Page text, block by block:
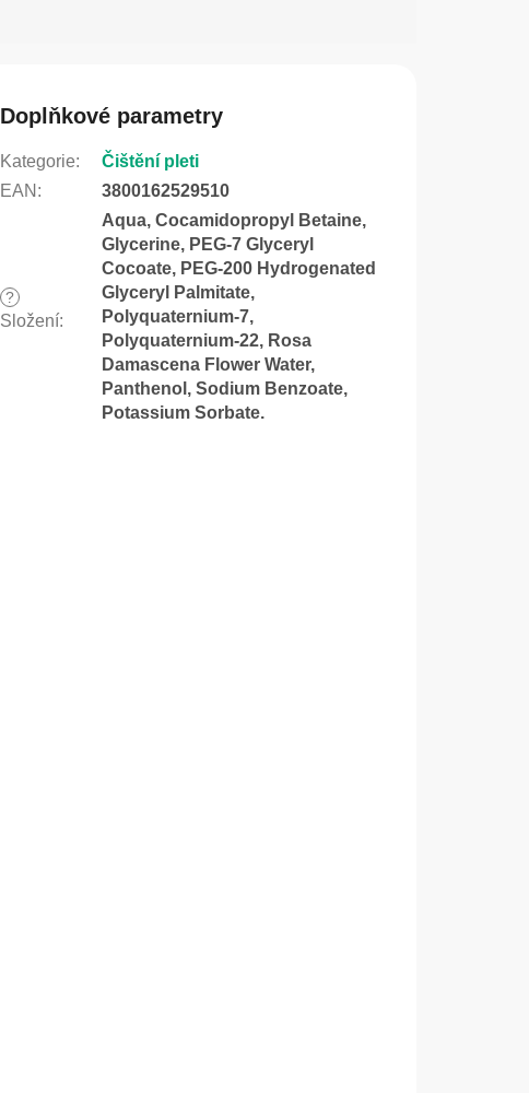
Doplňkové parametry
Kategorie:
Čištění pleti
EAN : 3800162529510
?
Složení:
Aqua, Cocamidopropyl Betaine,
Glycerine, PEG-7 Glyceryl
Cocoate, PEG-200 Hydrogenated
Glyceryl Palmitate,
Polyquaternium-7,
Polyquaternium-22, Rosa
Damascena Flower Water,
Panthenol, Sodium Benzoate,
Potassium Sorbate.